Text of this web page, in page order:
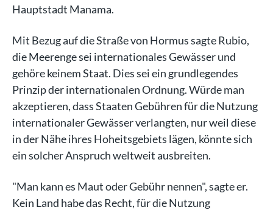
Hauptstadt Manama.
Mit Bezug auf die Straße von Hormus sagte Rubio,
die Meerenge sei internationales Gewässer und
gehöre keinem Staat. Dies sei ein grundlegendes
Prinzip der internationalen Ordnung. Würde man
akzeptieren, dass Staaten Gebühren für die Nutzung
internationaler Gewässer verlangten, nur weil diese
in der Nähe ihres Hoheitsgebiets lägen, könnte sich
ein solcher Anspruch weltweit ausbreiten.
"Man kann es Maut oder Gebühr nennen", sagte er.
Kein Land habe das Recht, für die Nutzung